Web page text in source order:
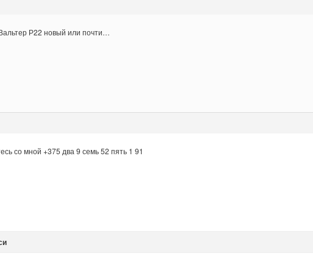
Р22 новый или почти…
со мной +375 два 9 семь 52 пять 1 91